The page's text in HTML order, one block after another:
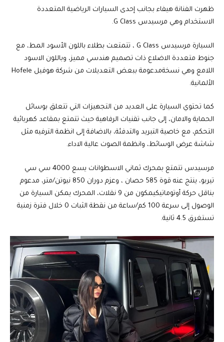
ظهرت الفنانة هيفاء بجانب إحدى السيارات الرياضية المتعددة
الاستخدام وهي مرسيدس G Class.
السيارة مرسيدس G Class ، تتمتعت بطلاء باللون الأسود المط، مع
جنوط متعددة الاضلاع ذات تصميم هندسي مميز، وباللون الاسود
اللامع وهي نسخةمدعومة ببعض التعديلات من شركة هوفيل Hofele
الألمانية.
كما تحتوي السيارة على العديد من التجهيزات التي تتعلق بوسائل
الحماية والامان، إلى جانب تقنيات الرفاهية حيث تتمتع بمقاعد كهربائية
التحكم، مع خاصية التبريد والتدفئة، بالاضافة إلى انظمة الترفيه مثل
شاشة عرض الوسائط، وانظمة الصوت عالية الاداء.
مرسيدس تتمتع بمحرك ثماني الاسطوانات يسع 4000 سي سي
تيربو، ينتج عنه قوة 585 حصان ، وعزم دوران 850 نيوتن/متر، مدعوم
بناقل حركة أوتوماتيكيمكون من 9 نقلات، المحرك يمكن السيارة من
الوصول إلى سرعة 100 كم/ساعة من نقطة الثبات 0 خلال فترة زمنية
تستغرق 4.5 ثانية.